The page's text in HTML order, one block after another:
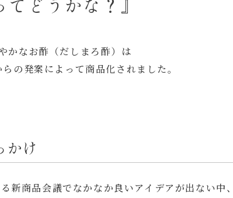
かなお酢（だしまろ酢）は
の発案によって商品化されました。
かけ
新商品会議でなかなか良いアイデアが出ない